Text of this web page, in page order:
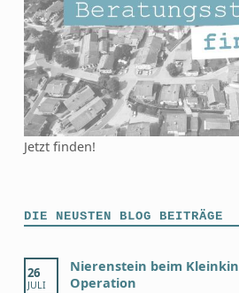
Jetzt finden!
DIE NEUSTEN BLOG BEITRÄGE
26
JULI
Nierenstein beim
Operation